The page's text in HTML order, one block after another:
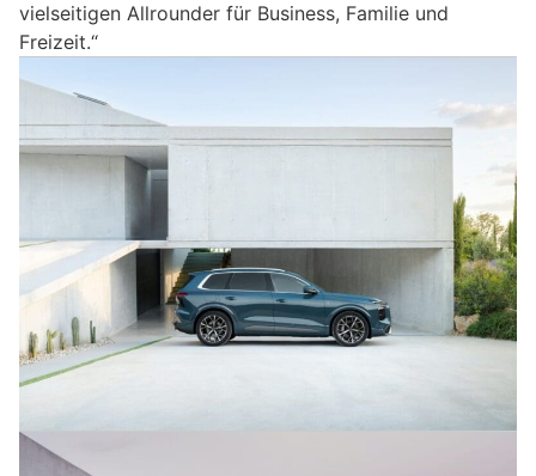
vielseitigen Allrounder für Business, Familie und
Freizeit.“